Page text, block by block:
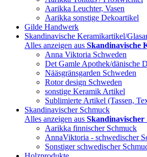
Aarikka Leuchter, Vasen
Aarikka sonstige Dekoartikel
Gilde Handwerk
Skandinavische Keramikartikel/
Alles anzeigen aus Skandinavische
Anna Viktoria Schweden
Det Gamle Apothek/dänische
Nääsgränsgarden Schweden
Rotor design Schweden
sonstige Keramik Artikel
Sublimierte Artikel (Tassen,
Skandinavischer Schmuck
Alles anzeigen aus Skandinavischer
Aarikka finnischer Schmuck
AnnaViktoria - schwedischer
Sonstiger schwedischer